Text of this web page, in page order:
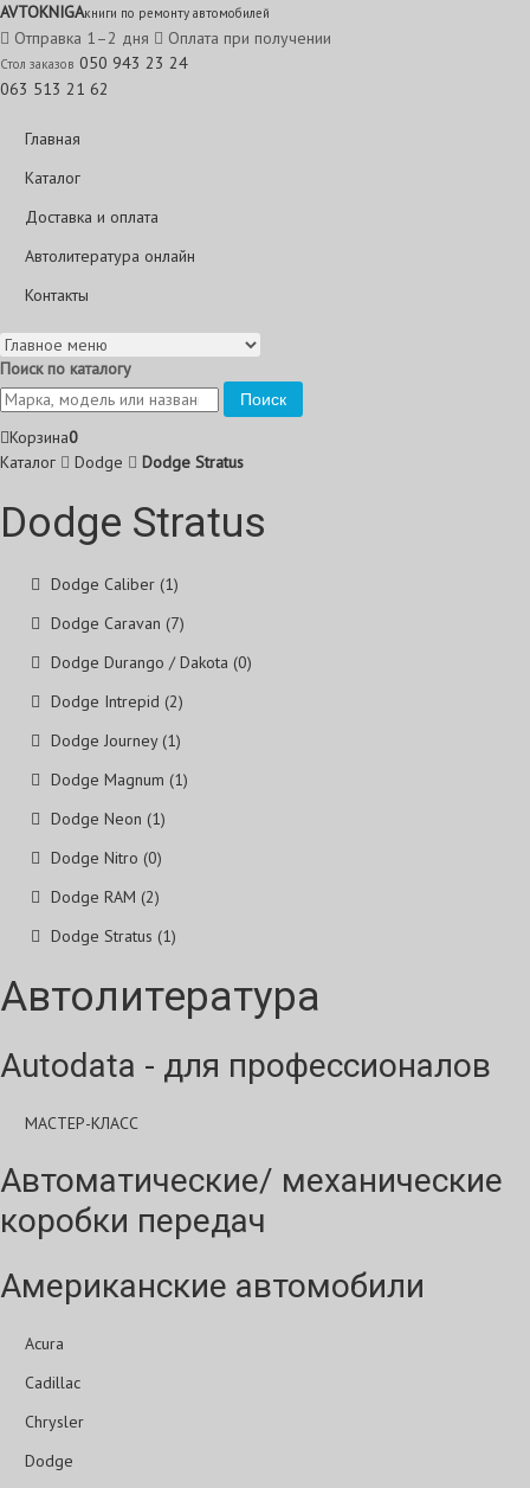
AVTOKNIGAкниги по ремонту автомобилей
Отправка 1–2 дня Оплата при получении
Стол заказов 050 943 23 24
063 513 21 62
Главная
Каталог
Доставка и оплата
Автолитература онлайн
Контакты
Поиск по каталогу
Поиск
Корзина0
Каталог
Dodge Dodge Stratus
Dodge Stratus
Dodge Caliber (1)
Dodge Caravan (7)
Dodge Durango / Dakota (0)
Dodge Intrepid (2)
Dodge Journey (1)
Dodge Magnum (1)
Dodge Neon (1)
Dodge Nitro (0)
Dodge RAM (2)
Dodge Stratus (1)
Автолитература
Autodata - для профессионалов
МАСТЕР-КЛАСС
Автоматические/ механические
коробки передач
Американские автомобили
Acura
Cadillac
Chrysler
Dodge